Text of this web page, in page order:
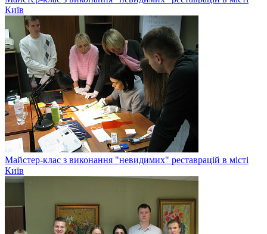
Київ
Майстер-клас з виконання "невидимих" реставрацій в місті
Київ